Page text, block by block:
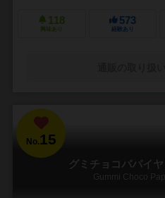
118
興味あり
573
経験あり
No.15
グミチョコパパイ
Gummi Choco